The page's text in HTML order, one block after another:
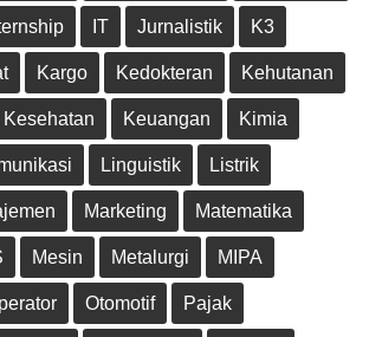
IT Jurnalistik K3
Kargo Kedokteran Kehutanan
Kesehatan Keuangan Kimia
Linguistik Listrik
Marketing Matematika
Mesin Metalurgi MIPA
Otomotif Pajak